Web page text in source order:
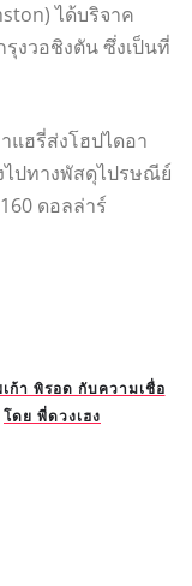
ได้บริจาค
งวอชิงตัน ซึ่งเป็นที่
แฮรี่ส่งโฮปไดอา
ปทางพัสดุไปรษณีย์
ดอลล่าร์
ก้า พิรอด กับความเชื่อ
โดย พี่ดวงเฮง